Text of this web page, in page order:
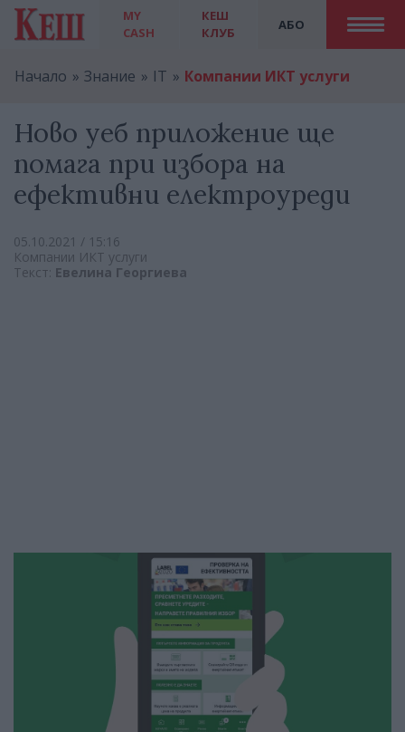
MY
CASH
АБО
КЕШ
КЛУБ
Начало Знание IT Компании ИКТ услуги
Ново уеб приложение ще
помага при избора на
ефективни електроуреди
05.10.2021 / 15:16
Компании ИКТ услуги
Текст: Евелина Георгиева